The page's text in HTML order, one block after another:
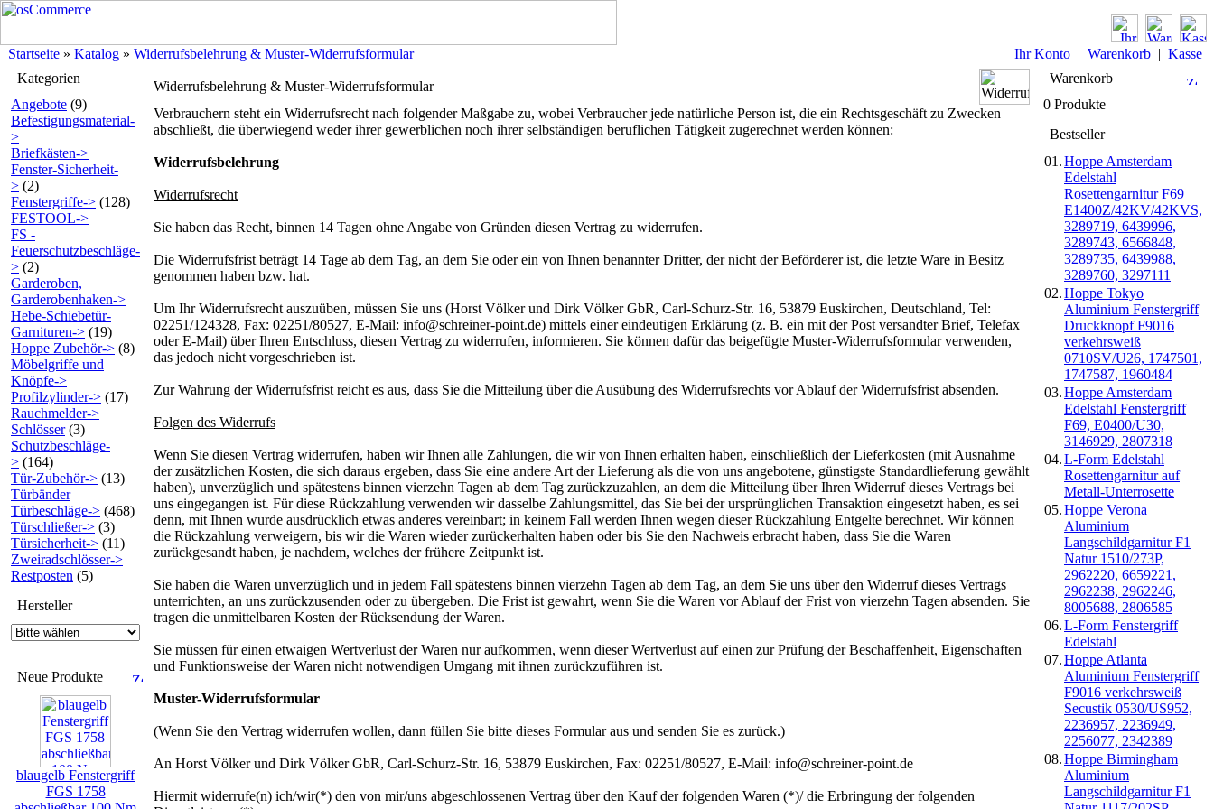
Startseite » Katalog » Widerrufsbelehrung & Muster-Widerrufsformular Ihr Konto | Warenkorb | Kasse
Kategorien
Angebote (9)
Befestigungsmaterial-
>
Briefkästen->
Fenster-Sicherheit-
> (2)
Fenstergriffe-> (128)
FESTOOL->
FS -
Feuerschutzbeschläge-
> (2)
Garderoben,
Garderobenhaken->
Hebe-Schiebetür-
Garnituren-> (19)
Hoppe Zubehör-> (8)
Möbelgriffe und
Knöpfe->
Profilzylinder-> (17)
Rauchmelder->
Schlösser(3)
Schutzbeschläge-
> (164)
Tür-Zubehör-> (13)
Türbänder
Türbeschläge-> (468)
Türschließer-> (3)
Türsicherheit-> (11)
Zweiradschlösser->
Restposten (5)
Hersteller
Neue Produkte
blaugelb Fenstergriff
FGS 1758
Widerrufsbelehrung & Muster-Widerrufsformular
Verbrauchern steht ein Widerrufsrecht nach folgender Maßgabe zu, wobei Verbraucher jede natürliche Person ist, die ein Rechtsgeschäft zu Zwecken
abschließt, die überwiegend weder ihrer gewerblichen noch ihrer selbständigen beruflichen Tätigkeit zugerechnet werden können:
Widerrufsbelehrung
Widerrufsrecht
Sie haben das Recht, binnen 14 Tagen ohne Angabe von Gründen diesen Vertrag zu widerrufen.
Die Widerrufsfrist beträgt 14 Tage ab dem Tag, an dem Sie oder ein von Ihnen benannter Dritter, der nicht der Beförderer ist, die letzte Ware in Besitz
genommen haben bzw. hat.
Um Ihr Widerrufsrecht auszuüben, müssen Sie uns (Horst Völker und Dirk Völker GbR, Carl-Schurz-Str. 16, 53879 Euskirchen, Deutschland, Tel:
02251/124328, Fax: 02251/80527, E-Mail: info@schreiner-point.de) mittels einer eindeutigen Erklärung (z. B. ein mit der Post versandter Brief, Telefax
oder E-Mail) über Ihren Entschluss, diesen Vertrag zu widerrufen, informieren. Sie können dafür das beigefügte Muster-Widerrufsformular verwenden,
das jedoch nicht vorgeschrieben ist.
Zur Wahrung der Widerrufsfrist reicht es aus, dass Sie die Mitteilung über die Ausübung des Widerrufsrechts vor Ablauf der Widerrufsfrist absenden.
Folgen des Widerrufs
Wenn Sie diesen Vertrag widerrufen, haben wir Ihnen alle Zahlungen, die wir von Ihnen erhalten haben, einschließlich der Lieferkosten (mit Ausnahme
der zusätzlichen Kosten, die sich daraus ergeben, dass Sie eine andere Art der Lieferung als die von uns angebotene, günstigste Standardlieferung gewählt
haben), unverzüglich und spätestens binnen vierzehn Tagen ab dem Tag zurückzuzahlen, an dem die Mitteilung über Ihren Widerruf dieses Vertrags bei
uns eingegangen ist. Für diese Rückzahlung verwenden wir dasselbe Zahlungsmittel, das Sie bei der ursprünglichen Transaktion eingesetzt haben, es sei
denn, mit Ihnen wurde ausdrücklich etwas anderes vereinbart; in keinem Fall werden Ihnen wegen dieser Rückzahlung Entgelte berechnet. Wir können
die Rückzahlung verweigern, bis wir die Waren wieder zurückerhalten haben oder bis Sie den Nachweis erbracht haben, dass Sie die Waren
zurückgesandt haben, je nachdem, welches der frühere Zeitpunkt ist.
Sie haben die Waren unverzüglich und in jedem Fall spätestens binnen vierzehn Tagen ab dem Tag, an dem Sie uns über den Widerruf dieses Vertrags
unterrichten, an uns zurückzusenden oder zu übergeben. Die Frist ist gewahrt, wenn Sie die Waren vor Ablauf der Frist von vierzehn Tagen absenden. Sie
tragen die unmittelbaren Kosten der Rücksendung der Waren.
Sie müssen für einen etwaigen Wertverlust der Waren nur aufkommen, wenn dieser Wertverlust auf einen zur Prüfung der Beschaffenheit, Eigenschaften
und Funktionsweise der Waren nicht notwendigen Umgang mit ihnen zurückzuführen ist.
Muster-Widerrufsformular
(Wenn Sie den Vertrag widerrufen wollen, dann füllen Sie bitte dieses Formular aus und senden Sie es zurück.)
An Horst Völker und Dirk Völker GbR, Carl-Schurz-Str. 16, 53879 Euskirchen, Fax: 02251/80527, E-Mail: info@schreiner-point.de
Hiermit widerrufe(n) ich/wir(*) den von mir/uns abgeschlossenen Vertrag über den Kauf der folgenden Waren (*)/ die Erbringung der folgenden
Warenkorb
0 Produkte
Bestseller
01.Hoppe Amsterdam
Edelstahl
Rosettengarnitur F69
E1400Z/42KV/42KVS,
3289719, 6439996,
3289743, 6566848,
3289735, 6439988,
3289760, 3297111
02.Hoppe Tokyo
Aluminium Fenstergriff
Druckknopf F9016
verkehrsweiß
0710SV/U26, 1747501,
1747587, 1960484
03.Hoppe Amsterdam
Edelstahl Fenstergriff
F69, E0400/U30,
3146929, 2807318
04.L-Form Edelstahl
Rosettengarnitur auf
Metall-Unterrosette
05.Hoppe Verona
Aluminium
Langschildgarnitur F1
Natur 1510/273P,
2962220, 6659221,
2962238, 2962246,
8005688, 2806585
06.L-Form Fenstergriff
Edelstahl
07.Hoppe Atlanta
Aluminium Fenstergriff
F9016 verkehrsweiß
Secustik 0530/US952,
2236957, 2236949,
2256077, 2342389
08.Hoppe Birmingham
Aluminium
Langschildgarnitur F1